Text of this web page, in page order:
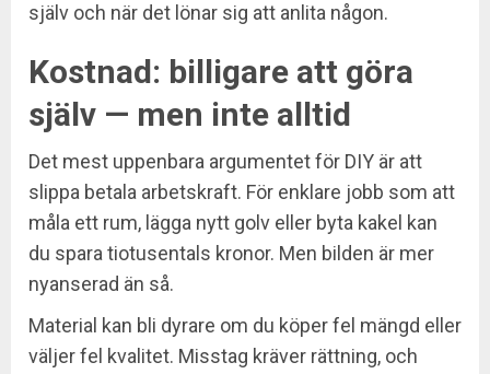
själv och när det lönar sig att anlita någon.
Kostnad: billigare att göra
själv — men inte alltid
Det mest uppenbara argumentet för DIY är att
slippa betala arbetskraft. För enklare jobb som att
måla ett rum, lägga nytt golv eller byta kakel kan
du spara tiotusentals kronor. Men bilden är mer
nyanserad än så.
Material kan bli dyrare om du köper fel mängd eller
väljer fel kvalitet. Misstag kräver rättning, och